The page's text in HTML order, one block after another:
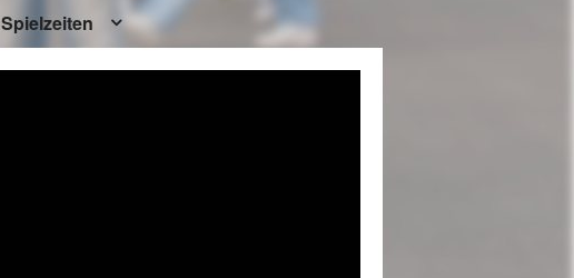
Spielzeiten